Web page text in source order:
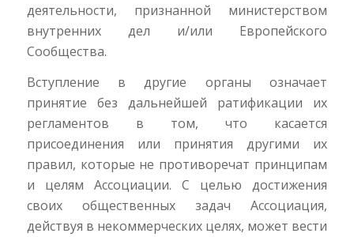
деятельности, признанной министерством
внутренних дел и/или Европейского
Сообщества.
Вступление в другие органы означает
принятие без дальнейшей ратификации их
регламентов в том, что касается
присоединения или принятия другими их
правил, которые не противоречат принципам
и целям Ассоциации. С целью достижения
своих общественных задач Ассоциация,
действуя в некоммерческих целях, может вести